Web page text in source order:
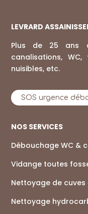
LEVRARD
Plus de 25 ans
canalisations,
nuisibles, etc.
SOS urgence
NOS SERVICES
Débouchage WC &
Vidange toutes
Nettoyage de cuves
Nettoyage